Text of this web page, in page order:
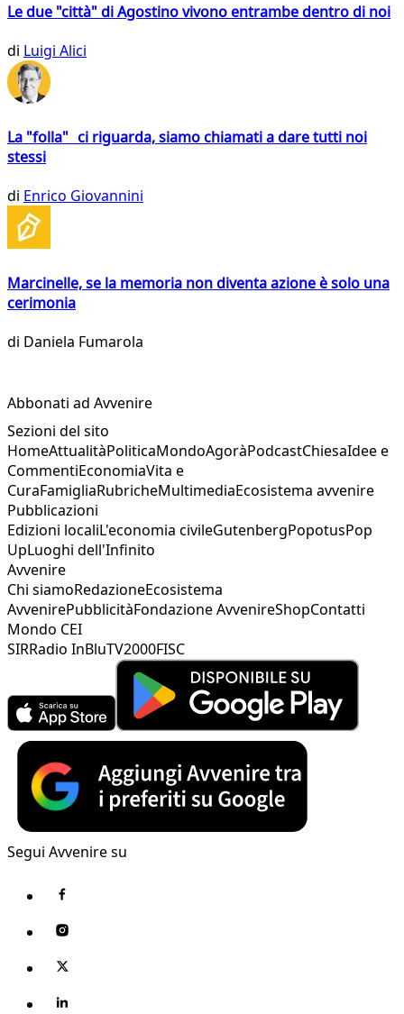
Le due "città" di Agostino vivono entrambe dentro di noi
di Luigi Alici
La "folla" ci riguarda, siamo chiamati a dare tutti noi
stessi
di Enrico Giovannini
Marcinelle, se la memoria non diventa azione è solo una
cerimonia
di Daniela Fumarola
Abbonati ad Avvenire
Sezioni del sito
HomeAttualitàPoliticaMondoAgoràPodcastChiesaIdee e
CommentiEconomiaVita e
CuraFamigliaRubricheMultimediaEcosistema avvenire
Pubblicazioni
Edizioni localiL'economia civileGutenbergPopotusPop
UpLuoghi dell'Infinito
Avvenire
Chi siamoRedazioneEcosistema
AvvenirePubblicitàFondazione AvvenireShopContatti
Mondo CEI
SIRRadio InBluTV2000FISC
Segui Avvenire su